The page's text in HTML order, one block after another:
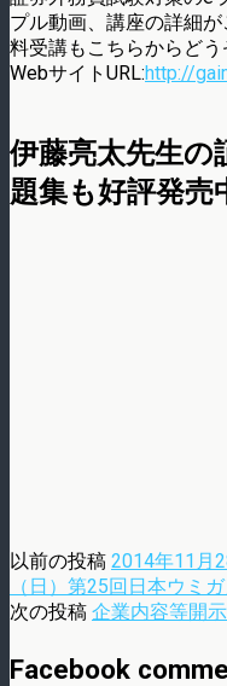
プル動画、講座の詳細
料受講もこちらからどう
WebサイトURL:http://
伊藤亮太先生の
題集も好評発売
以前の投稿 2014年11月
（日）第25回日本ウミ
次の投稿 企業内容等開
Facebook